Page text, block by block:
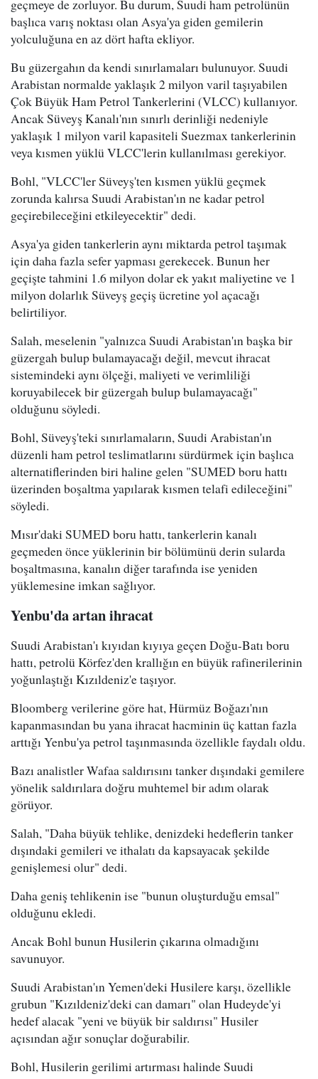
geçmeye de zorluyor. Bu durum, Suudi ham petrolünün
başlıca varış noktası olan Asya'ya giden gemilerin
yolculuğuna en az dört hafta ekliyor.
Bu güzergahın da kendi sınırlamaları bulunuyor. Suudi
Arabistan normalde yaklaşık 2 milyon varil taşıyabilen
Çok Büyük Ham Petrol Tankerlerini (VLCC) kullanıyor.
Ancak Süveyş Kanalı'nın sınırlı derinliği nedeniyle
yaklaşık 1 milyon varil kapasiteli Suezmax tankerlerinin
veya kısmen yüklü VLCC'lerin kullanılması gerekiyor.
Bohl, "VLCC'ler Süveyş'ten kısmen yüklü geçmek
zorunda kalırsa Suudi Arabistan'ın ne kadar petrol
geçirebileceğini etkileyecektir" dedi.
Asya'ya giden tankerlerin aynı miktarda petrol taşımak
için daha fazla sefer yapması gerekecek. Bunun her
geçişte tahmini 1.6 milyon dolar ek yakıt maliyetine ve 1
milyon dolarlık Süveyş geçiş ücretine yol açacağı
belirtiliyor.
Salah, meselenin "yalnızca Suudi Arabistan'ın başka bir
güzergah bulup bulamayacağı değil, mevcut ihracat
sistemindeki aynı ölçeği, maliyeti ve verimliliği
koruyabilecek bir güzergah bulup bulamayacağı"
olduğunu söyledi.
Bohl, Süveyş'teki sınırlamaların, Suudi Arabistan'ın
düzenli ham petrol teslimatlarını sürdürmek için başlıca
alternatiflerinden biri haline gelen "SUMED boru hattı
üzerinden boşaltma yapılarak kısmen telafi edileceğini"
söyledi.
Mısır'daki SUMED boru hattı, tankerlerin kanalı
geçmeden önce yüklerinin bir bölümünü derin sularda
boşaltmasına, kanalın diğer tarafında ise yeniden
yüklemesine imkan sağlıyor.
Yenbu'da artan ihracat
Suudi Arabistan'ı kıyıdan kıyıya geçen Doğu-Batı boru
hattı, petrolü Körfez'den krallığın en büyük rafinerilerinin
yoğunlaştığı Kızıldeniz'e taşıyor.
Bloomberg verilerine göre hat, Hürmüz Boğazı'nın
kapanmasından bu yana ihracat hacminin üç kattan fazla
arttığı Yenbu'ya petrol taşınmasında özellikle faydalı oldu.
Bazı analistler Wafaa saldırısını tanker dışındaki gemilere
yönelik saldırılara doğru muhtemel bir adım olarak
görüyor.
Salah, "Daha büyük tehlike, denizdeki hedeflerin tanker
dışındaki gemileri ve ithalatı da kapsayacak şekilde
genişlemesi olur" dedi.
Daha geniş tehlikenin ise "bunun oluşturduğu emsal"
olduğunu ekledi.
Ancak Bohl bunun Husilerin çıkarına olmadığını
savunuyor.
Suudi Arabistan'ın Yemen'deki Husilere karşı, özellikle
grubun "Kızıldeniz'deki can damarı" olan Hudeyde'yi
hedef alacak "yeni ve büyük bir saldırısı" Husiler
açısından ağır sonuçlar doğurabilir.
Bohl, Husilerin gerilimi artırması halinde Suudi